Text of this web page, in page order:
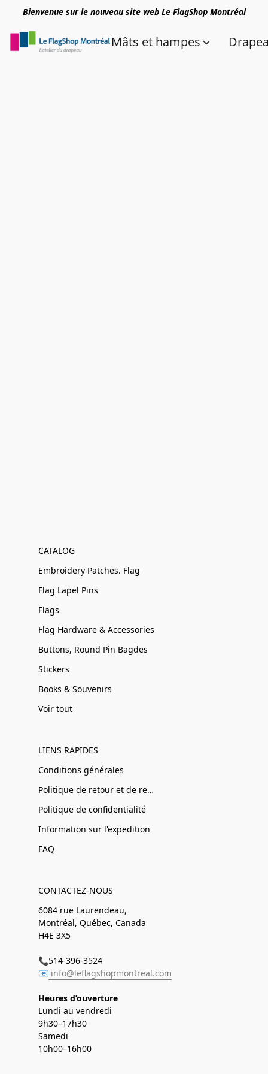
Bienvenue sur le nouveau site web Le FlagShop Montréal
Mâts et hampes
CATALOG
Embroidery Patches. Flag
Flag Lapel Pins
Flags
Flag Hardware & Accessories
Buttons, Round Pin Bagdes
Stickers
Books & Souvenirs
Voir tout
LIENS RAPIDES
Conditions générales
Politique de retour et de remboursement
Politique de confidentialité
Information sur l'expedition
FAQ
CONTACTEZ-NOUS
6084 rue Laurendeau,
Montréal, Québec, Canada
H4E 3X5
📞514-396-3524
📧 info@leflagshopmontreal.com
Heures d’ouverture
Lundi au vendredi
9h30–17h30
Samedi
10h00–16h00